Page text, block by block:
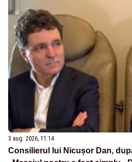
3 aug. 2026, 11:14
Consilierul lui Nicușor Dan,